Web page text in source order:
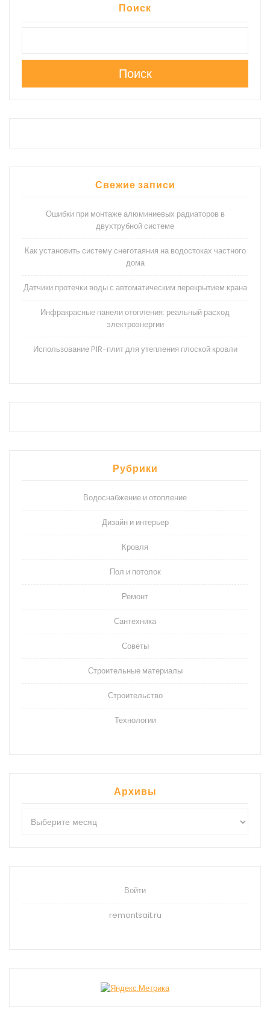
Поиск
Поиск
Свежие записи
Ошибки при монтаже алюминиевых радиаторов в
двухтрубной системе
Как установить систему снеготаяния на водостоках частного
дома
Датчики протечки воды с автоматическим перекрытием крана
Инфракрасные панели отопления: реальный расход
электроэнергии
Использование PIR-плит для утепления плоской кровли
Рубрики
Водоснабжение и отопление
Дизайн и интерьер
Кровля
Пол и потолок
Ремонт
Сантехника
Советы
Строительные материалы
Строительство
Технологии
Архивы
Войти
remontsait.ru